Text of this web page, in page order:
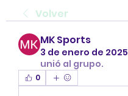
Volver
MK Sports
3 de enero de 2025
unió al grupo.
0